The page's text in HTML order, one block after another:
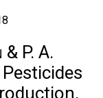
& P. A.